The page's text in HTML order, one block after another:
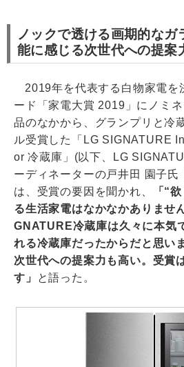
ノックで透ける画期的なガ
能に感じる次世代への提案
2019年を代表する白物家電を
ード「家電大賞 2019」にノミ
品のなかから、グランプリと冷
ル受賞した「LG SIGNATURE
or 冷蔵庫」(以下、LG
ーディネーターの戸井田 園子氏
は、受賞の要因を聞かれ、
「“
る生活家電はなかなかありませ
GNATURE冷蔵庫は久々に本気
れる冷蔵庫だったからだと思い
次世代への提案力も高い。受賞
す」
と語った。